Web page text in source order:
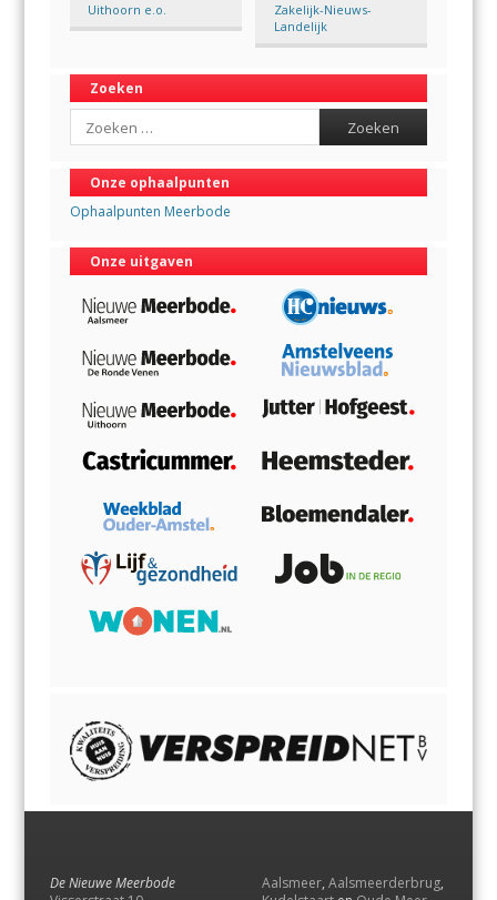
Uithoorn e.o.
Zakelijk-Nieuws-
Landelijk
Zoeken
Search
Onze ophaalpunten
Ophaalpunten Meerbode
Onze uitgaven
De Nieuwe Meerbode
Aalsmeer, Aalsmeerderbrug,